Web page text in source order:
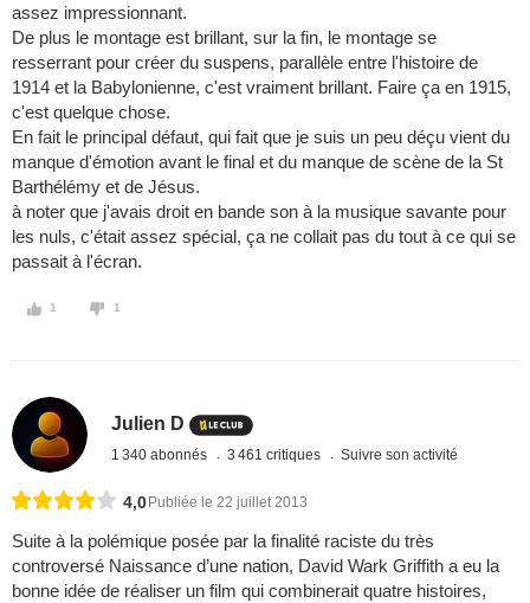
assez impressionnant.
De plus le montage est brillant, sur la fin, le montage se
resserrant pour créer du suspens, parallèle entre l'histoire de
1914 et la Babylonienne, c'est vraiment brillant. Faire ça en 1915,
c'est quelque chose.
En fait le principal défaut, qui fait que je suis un peu déçu vient du
manque d'émotion avant le final et du manque de scène de la St
Barthélémy et de Jésus.
à noter que j'avais droit en bande son à la musique savante pour
les nuls, c'était assez spécial, ça ne collait pas du tout à ce qui se
passait à l'écran.
1 1
Julien D
1 340 abonnés 3 461 critiques Suivre son activité
4,0 Publiée le 22 juillet 2013
Suite à la polémique posée par la finalité raciste du très
controversé Naissance d’une nation, David Wark Griffith a eu la
bonne idée de réaliser un film qui combinerait quatre histoires,